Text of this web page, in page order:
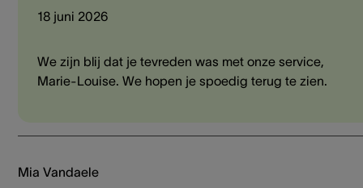
18 juni 2026
We zijn blij dat je tevreden was met onze service,
Marie-Louise. We hopen je spoedig terug te zien.
Mia Vandaele